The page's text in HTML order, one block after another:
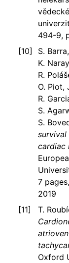
494-9,
S.
K.
R.
O. Piot,
R.
S.
S.
survival
cardiac
7
2019
T.
Oxford